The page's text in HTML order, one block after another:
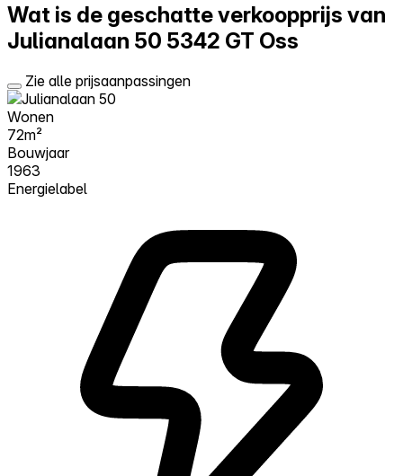
Wat is de geschatte verkoopprijs van
Julianalaan 50 5342 GT Oss
Zie alle prijsaanpassingen
Wonen
72m²
Bouwjaar
1963
Energielabel